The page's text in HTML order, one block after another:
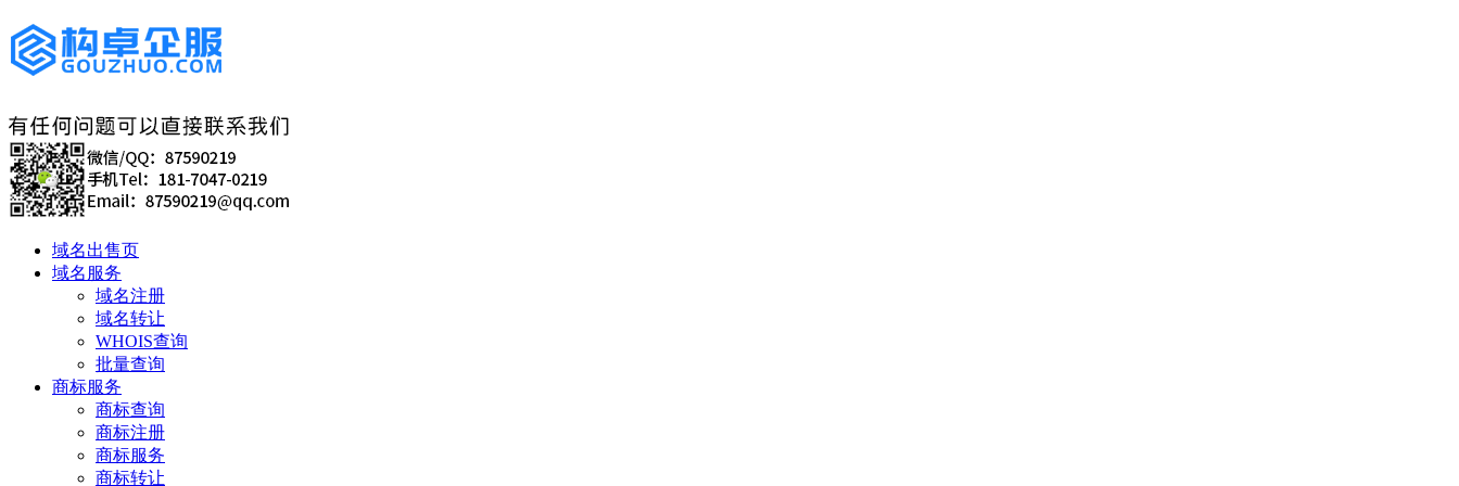
域名出售页
域名服务
域名注册
域名转让
WHOIS查询
批量查询
商标服务
商标查询
商标注册
商标服务
商标转让